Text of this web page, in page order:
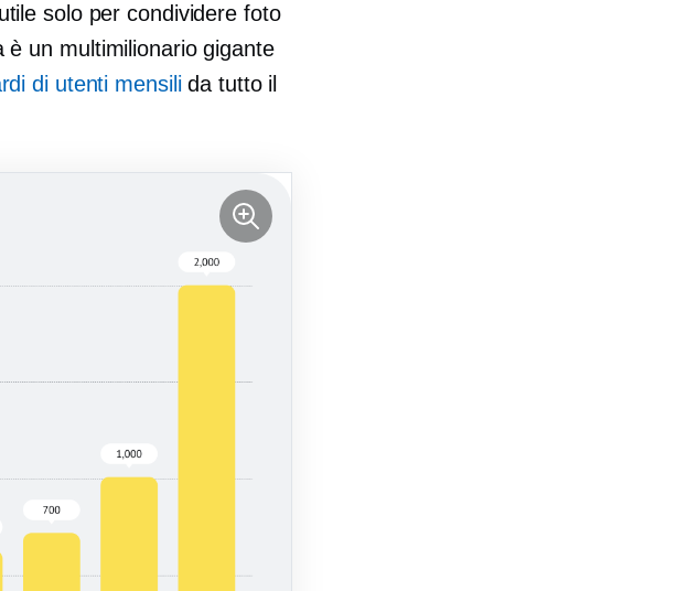
solo per condividere foto
è un multimilionariogigante
di utenti mensilida tutto il